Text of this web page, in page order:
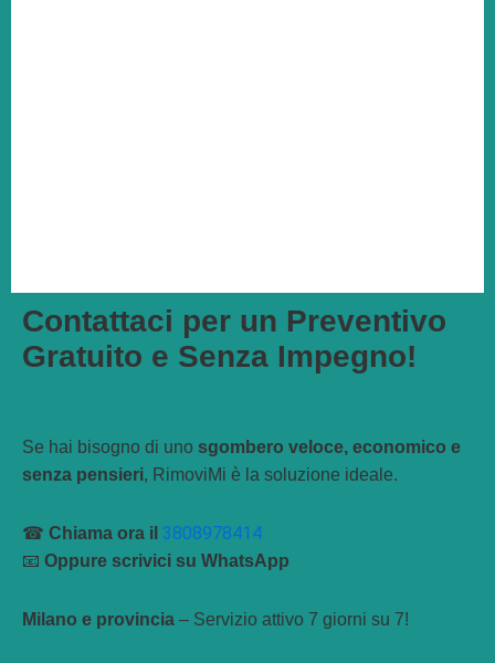
Contattaci per un Preventivo
Gratuito e Senza Impegno!
Se hai bisogno di uno sgombero veloce, economico e
senza pensieri, RimoviMi è la soluzione ideale.
☎ Chiama ora il 3808978414
📧 Oppure scrivici su WhatsApp
Milano e provincia – Servizio attivo 7 giorni su 7!